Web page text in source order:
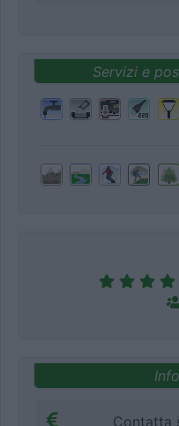
Servizi e
Contatta